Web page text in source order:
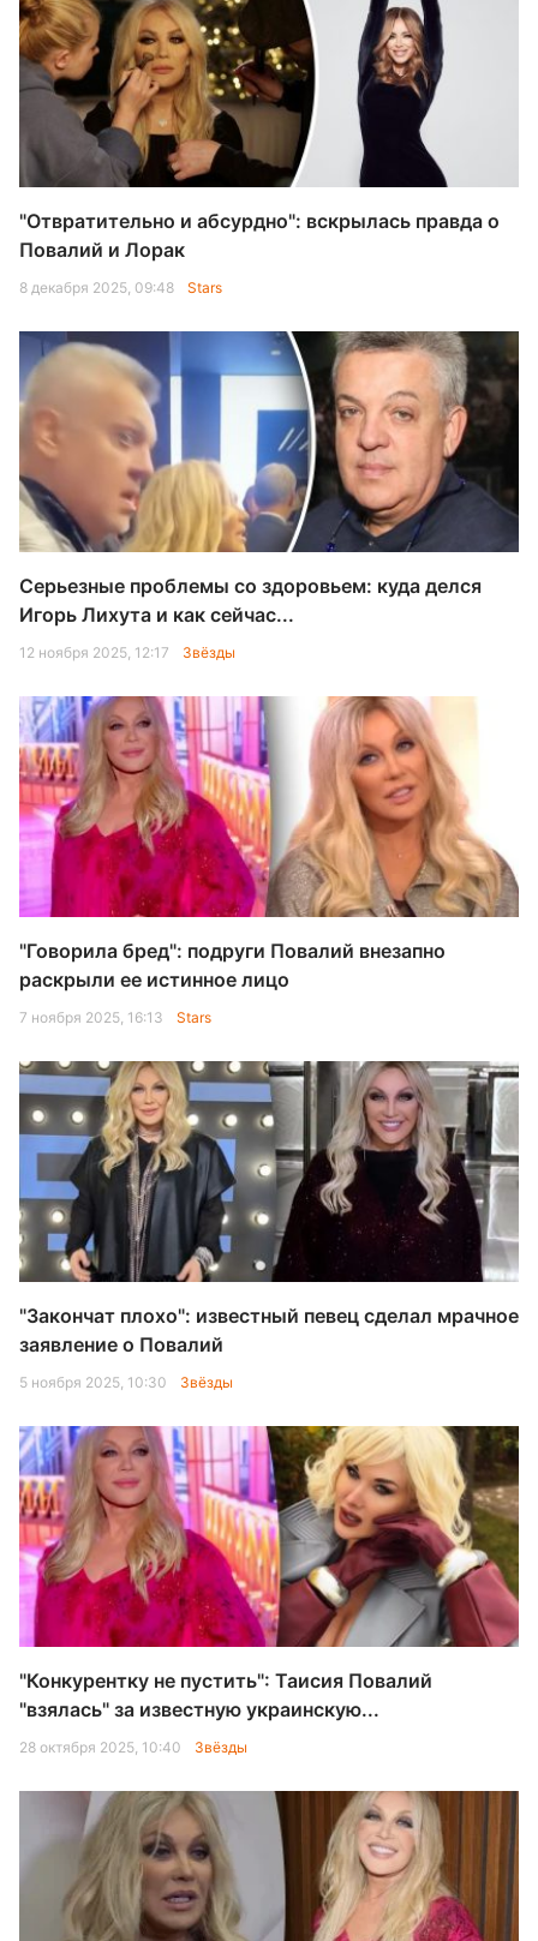
"Отвратительно и абсурдно": вскрылась правда о
Повалий и Лорак
8 декабря 2025, 09:48 Stars
Серьезные проблемы со здоровьем: куда делся
Игорь Лихута и как сейчас...
12 ноября 2025, 12:17 Звёзды
"Говорила бред": подруги Повалий внезапно
раскрыли ее истинное лицо
7 ноября 2025, 16:13 Stars
"Закончат плохо": известный певец сделал мрачное
заявление о Повалий
5 ноября 2025, 10:30 Звёзды
"Конкурентку не пустить": Таисия Повалий
"взялась" за известную украинскую...
28 октября 2025, 10:40 Звёзды